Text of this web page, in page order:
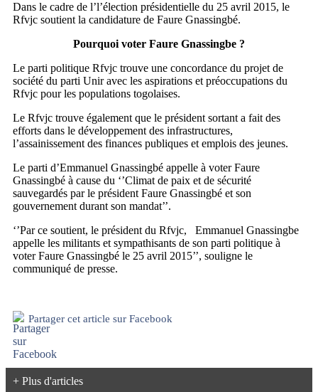
Dans le cadre de l’l’élection présidentielle du 25 avril 2015, le
Rfvjc soutient la candidature de Faure Gnassingbé.
Pourquoi voter Faure Gnassingbe ?
Le parti politique Rfvjc trouve une concordance du projet de
société du parti Unir avec les aspirations et préoccupations du
Rfvjc pour les populations togolaises.
Le Rfvjc trouve également que le président sortant a fait des
efforts dans le développement des infrastructures,
l’assainissement des finances publiques et emplois des jeunes.
Le parti d’Emmanuel Gnassingbé appelle à voter Faure
Gnassingbé à cause du ‘’Climat de paix et de sécurité
sauvegardés par le président Faure Gnassingbé et son
gouvernement durant son mandat’’.
‘’Par ce soutient, le président du Rfvjc, Emmanuel Gnassingbe
appelle les militants et sympathisants de son parti politique à
voter Faure Gnassingbé le 25 avril 2015’’, souligne le
communiqué de presse.
Partager cet article sur Facebook
+ Plus d'articles